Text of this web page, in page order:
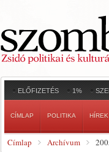
ELŐFIZETÉS 1%
CÍMLAP POLITIKA HÍREK
Címlap Archívum